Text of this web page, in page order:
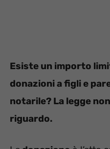
Esiste un importo
donazioni a figli e
notarile? La legge
riguardo.